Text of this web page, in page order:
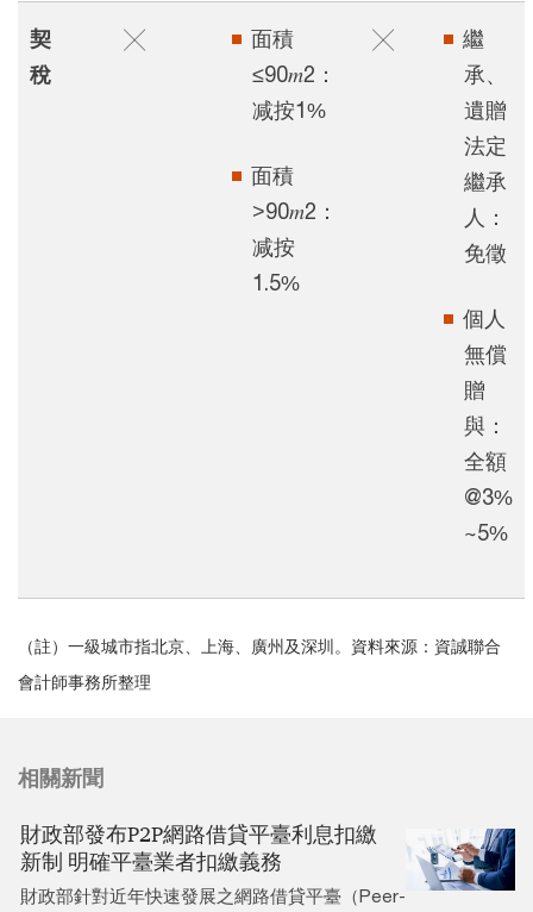
契
稅
╳
面積
≤90𝑚2：
减按1%
面積
>90𝑚2：
减按
1.5%
╳
繼
承、
遺贈
法定
繼承
人：
免徵
個人
無償
贈
與：
全額
@3%
~5%
（註）一級城市指北京、上海、廣州及深圳。資料來源：資誠聯合
會計師事務所整理
相關新聞
財政部發布P2P網路借貸平臺利息扣繳
新制 明確平臺業者扣繳義務
財政部針對近年快速發展之網路借貸平臺（Peer-